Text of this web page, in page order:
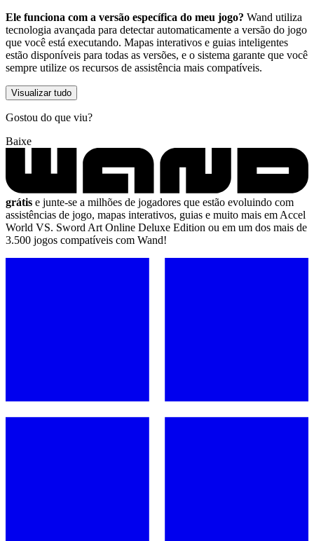
Ele funciona com a versão específica do meu jogo? Wand utiliza
tecnologia avançada para detectar automaticamente a versão do jogo
que você está executando. Mapas interativos e guias inteligentes
estão disponíveis para todas as versões, e o sistema garante que você
sempre utilize os recursos de assistência mais compatíveis.
Visualizar tudo
Gostou do que viu?
Baixe
grátis e junte-se a milhões de jogadores que estão evoluindo com
assistências de jogo, mapas interativos, guias e muito mais em Accel
World VS. Sword Art Online Deluxe Edition ou em um dos mais de
3.500 jogos compatíveis com Wand!